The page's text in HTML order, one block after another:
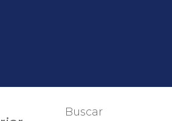
Buscar